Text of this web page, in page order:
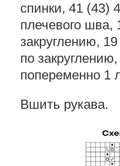
спинки, 41 (43)
плечевого шва,
закруглению,
по
попеременно 1
Вшить рукава.